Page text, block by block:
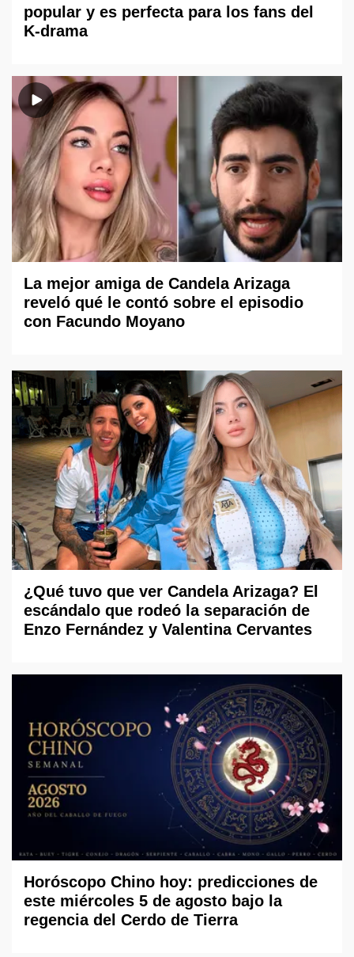
popular y es perfecta para los fans del
K-drama
La mejor amiga de Candela Arizaga
reveló qué le contó sobre el episodio
con Facundo Moyano
¿Qué tuvo que ver Candela Arizaga? El
escándalo que rodeó la separación de
Enzo Fernández y Valentina Cervantes
Horóscopo Chino hoy: predicciones de
este miércoles 5 de agosto bajo la
regencia del Cerdo de Tierra